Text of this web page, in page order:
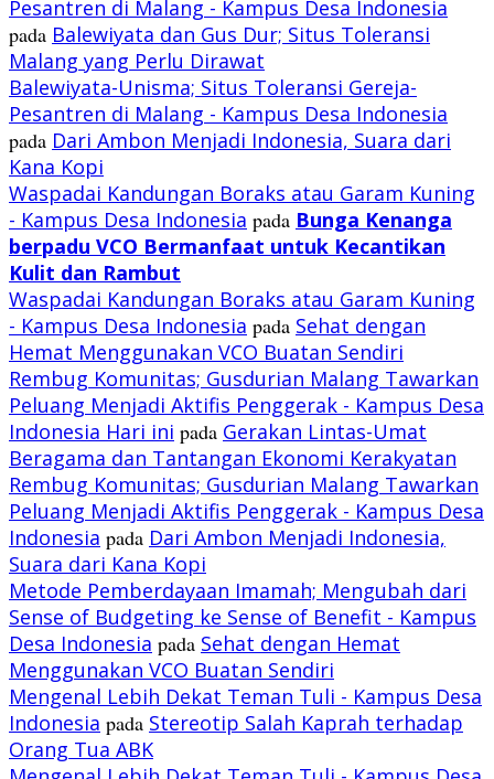
Pesantren di Malang - Kampus Desa Indonesia
pada Balewiyata dan Gus Dur; Situs Toleransi
Malang yang Perlu Dirawat
Balewiyata-Unisma; Situs Toleransi Gereja-
Pesantren di Malang - Kampus Desa Indonesia
pada Dari Ambon Menjadi Indonesia, Suara dari
Kana Kopi
Waspadai Kandungan Boraks atau Garam Kuning
- Kampus Desa Indonesia pada Bunga Kenanga
berpadu VCO Bermanfaat untuk Kecantikan
Kulit dan Rambut
Waspadai Kandungan Boraks atau Garam Kuning
- Kampus Desa Indonesia pada Sehat dengan
Hemat Menggunakan VCO Buatan Sendiri
Rembug Komunitas; Gusdurian Malang Tawarkan
Peluang Menjadi Aktifis Penggerak - Kampus Desa
Indonesia Hari ini pada Gerakan Lintas-Umat
Beragama dan Tantangan Ekonomi Kerakyatan
Rembug Komunitas; Gusdurian Malang Tawarkan
Peluang Menjadi Aktifis Penggerak - Kampus Desa
Indonesia pada Dari Ambon Menjadi Indonesia,
Suara dari Kana Kopi
Metode Pemberdayaan Imamah; Mengubah dari
Sense of Budgeting ke Sense of Benefit - Kampus
Desa Indonesia pada Sehat dengan Hemat
Menggunakan VCO Buatan Sendiri
Mengenal Lebih Dekat Teman Tuli - Kampus Desa
Indonesia pada Stereotip Salah Kaprah terhadap
Orang Tua ABK